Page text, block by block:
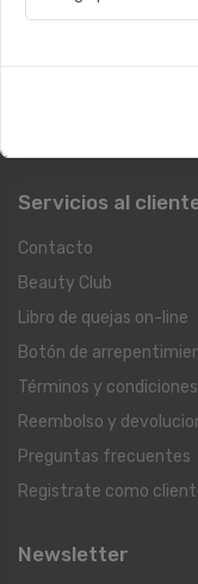
Fragancias
Servicios al
Contacto
Beauty Club
Libro de quejas on-line
Botón de
Términos y condiciones
Reembolso y
Preguntas frecuentes
Registrate como
Newsletter